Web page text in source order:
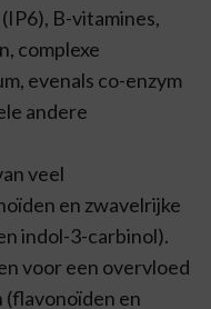
B-vitamines,
complexe
evenals co-enzym
andere
veel
en zwavelrijke
indol-3-carbinol).
voor een overvloed
(flavonoïden en